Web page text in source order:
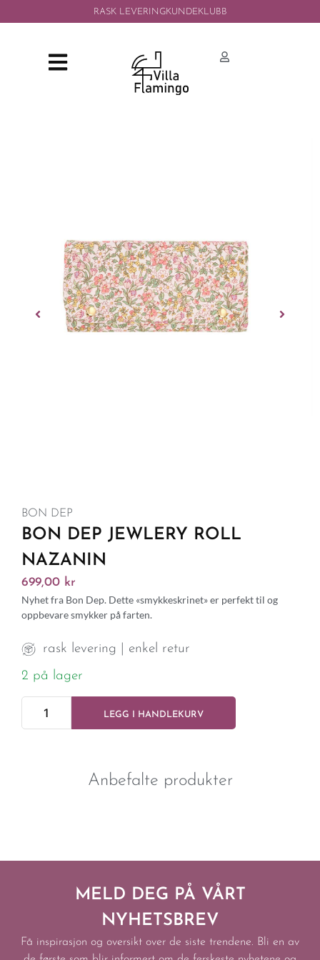
RASK LEVERINGKUNDEKLUBB
BON DEP
BON DEP JEWLERY ROLL
NAZANIN
699,00 kr
Nyhet fra Bon Dep. Dette «smykkeskrinet» er perfekt til og
oppbevare smykker på farten.
rask levering | enkel retur
2 på lager
LEGG I HANDLEKURV
Anbefalte produkter
MELD DEG PÅ VÅRT
NYHETSBREV
Få inspirasjon og oversikt over de siste trendene. Bli en av